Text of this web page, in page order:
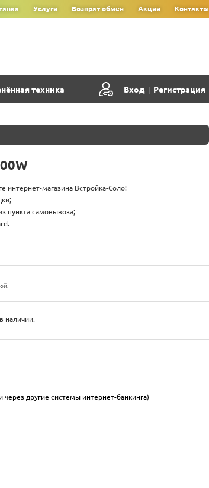
Услуги Возврат обмен Акции Контакты
техника Вход | Регистрация
интернет-магазина Встройка-Соло:
пункта самовывоза;
наличии.
другие системы интернет-банкинга)